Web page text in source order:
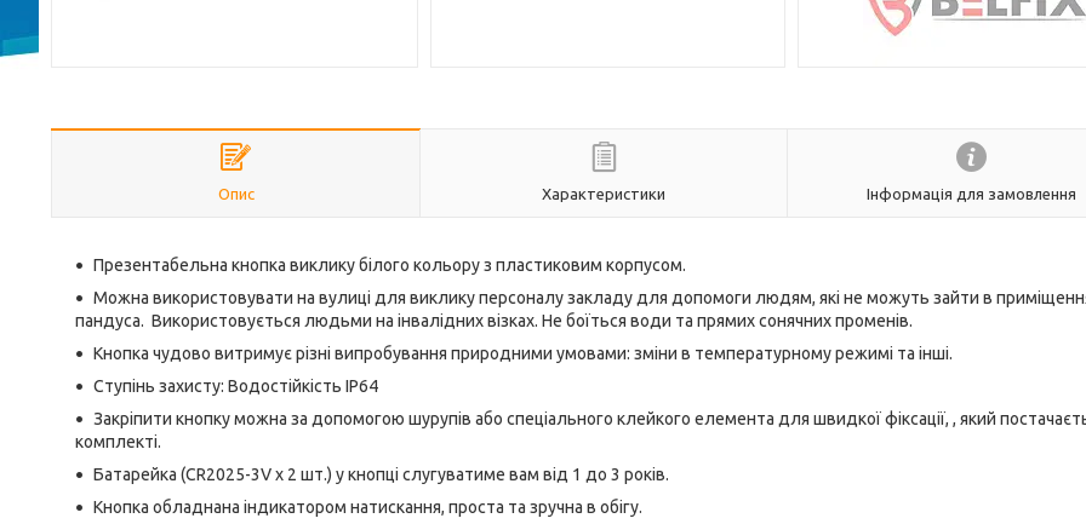
Опис Характеристики Інформація для замовлення
Презентабельна кнопка виклику білого кольору з пластиковим корпусом.
Можна використовувати на вулиці для виклику персоналу закладу для допомоги людям, які не можуть зайти в
пандуса. Використовується людьми на інвалідних візках. Не боїться води та прямих сонячних променів.
Кнопка чудово витримує різні випробування природними умовами: зміни в температурному режимі та інші.
Ступінь захисту: Водостійкість IP64
Закріпити кнопку можна за допомогою шурупів або спеціального клейкого елемента для швидкої фіксації, , який
комплекті.
Батарейка (CR2025-3V x 2 шт.) у кнопці слугуватиме вам від 1 до 3 років.
Кнопка обладнана індикатором натискання, проста та зручна в обігу.